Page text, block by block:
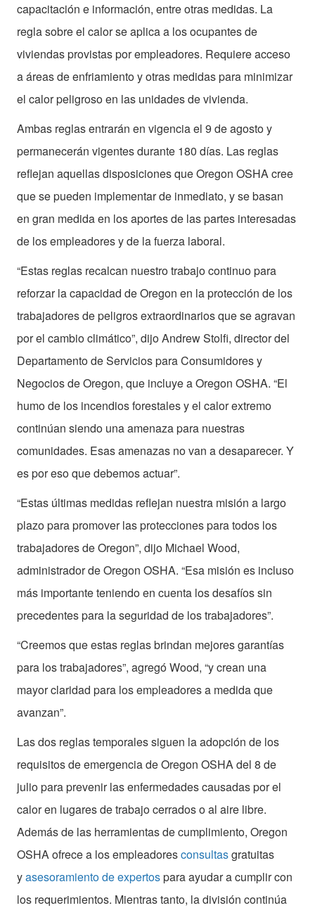
capacitación e información, entre otras medidas. La
regla sobre el calor se aplica a los ocupantes de
viviendas provistas por empleadores. Requiere acceso
a áreas de enfriamiento y otras medidas para minimizar
el calor peligroso en las unidades de vivienda.
Ambas reglas entrarán en vigencia el 9 de agosto y
permanecerán vigentes durante 180 días. Las reglas
reflejan aquellas disposiciones que Oregon OSHA cree
que se pueden implementar de inmediato, y se basan
en gran medida en los aportes de las partes interesadas
de los empleadores y de la fuerza laboral.
“Estas reglas recalcan nuestro trabajo continuo para
reforzar la capacidad de Oregon en la protección de los
trabajadores de peligros extraordinarios que se agravan
por el cambio climático”, dijo Andrew Stolfi, director del
Departamento de Servicios para Consumidores y
Negocios de Oregon, que incluye a Oregon OSHA. “El
humo de los incendios forestales y el calor extremo
continúan siendo una amenaza para nuestras
comunidades. Esas amenazas no van a desaparecer. Y
es por eso que debemos actuar”.
“Estas últimas medidas reflejan nuestra misión a largo
plazo para promover las protecciones para todos los
trabajadores de Oregon”, dijo Michael Wood,
administrador de Oregon OSHA. “Esa misión es incluso
más importante teniendo en cuenta los desafíos sin
precedentes para la seguridad de los trabajadores”.
“Creemos que estas reglas brindan mejores garantías
para los trabajadores”, agregó Wood, “y crean una
mayor claridad para los empleadores a medida que
avanzan”.
Las dos reglas temporales siguen la adopción de los
requisitos de emergencia de Oregon OSHA del 8 de
julio para prevenir las enfermedades causadas por el
calor en lugares de trabajo cerrados o al aire libre.
Además de las herramientas de cumplimiento, Oregon
OSHA ofrece a los empleadoresconsultasgratuitas
yasesoramiento de expertospara ayudar a cumplir con
los requerimientos. Mientras tanto, la división continúa